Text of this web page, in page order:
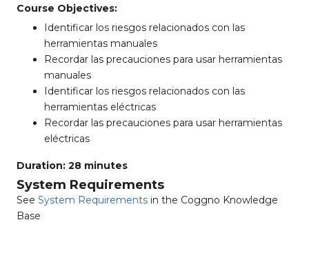
Course Objectives:
Identificar los riesgos relacionados con las
herramientas manuales
Recordar las precauciones para usar herramientas
manuales
Identificar los riesgos relacionados con las
herramientas eléctricas
Recordar las precauciones para usar herramientas
eléctricas
Duration: 28 minutes
System Requirements
See System Requirements in the Coggno Knowledge
Base